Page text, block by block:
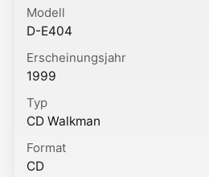
Modell
D-E404
Erscheinungsjahr
1999
Typ
CD Walkman
Format
CD